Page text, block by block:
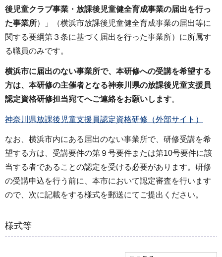
後児童クラブ事業・放課後児童健全育成事業の届出を行っ
た事業所）」（横浜市放課後児童健全育成事業の届出等に
関する要綱第３条に基づく届出を行った事業所）に所属す
る職員のみです。
横浜市に届出のない事業所で、本研修への受講を希望する
方は、 本研修の主催者となる神奈川県の放課後児童支援員
認定資格研修担当宛てへご連絡をお願いします。
神奈川県放課後児童支援員認定資格研修（外部サイト）
なお、横浜市内にある届出のない事業所で、研修受講を希
望する方は、受講要件の第９号要件または第10号要件に該
当する者であることの認定を受ける必要があります。研修
の受講申込を行う前に、本市において認定審査を行います
ので、次に記載をする様式を郵送にてご提出ください。
様式等